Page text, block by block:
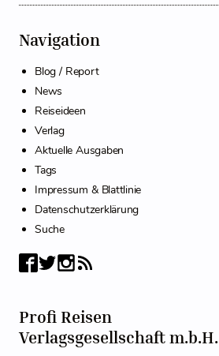
Navigation
Blog / Report
News
Reiseideen
Verlag
Aktuelle Ausgaben
Tags
Impressum & Blattlinie
Datenschutzerklärung
Suche
Profi Reisen
Verlagsgesellschaft m.b.H.